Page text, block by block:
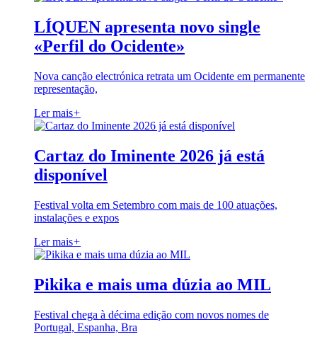
LÍQUEN apresenta novo single
«Perfil do Ocidente»
Nova canção electrónica retrata um Ocidente em permanente
representação,
Ler mais+
Cartaz do Iminente 2026 já está
disponível
Festival volta em Setembro com mais de 100 atuações,
instalações e expos
Ler mais+
Pikika e mais uma dúzia ao MIL
Festival chega à décima edição com novos nomes de
Portugal, Espanha, Bra